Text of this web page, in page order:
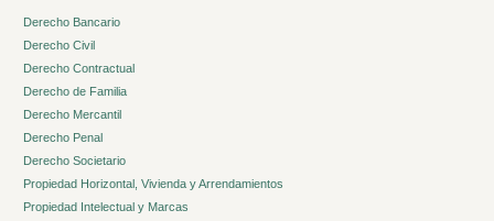
Derecho Bancario
Derecho Civil
Derecho Contractual
Derecho de Familia
Derecho Mercantil
Derecho Penal
Derecho Societario
Propiedad Horizontal, Vivienda y Arrendamientos
Propiedad Intelectual y Marcas